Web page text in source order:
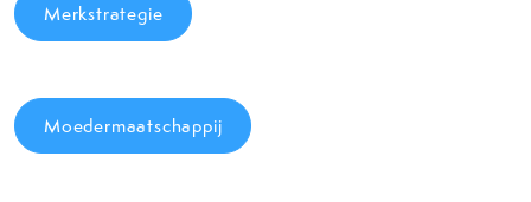
Merkstrategie
Moedermaatschappij